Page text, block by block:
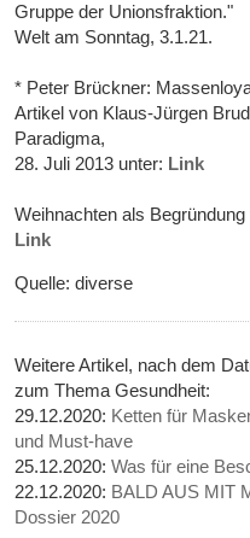
Gruppe der Unionsfraktion."
Welt am Sonntag, 3.1.21.
* Peter Brückner:
Artikel von Klaus-Jürgen
Paradigma,
28. Juli 2013 unter: Link
Weihnachten als
Link
Quelle: diverse
Weitere Artikel, nach dem
zum Thema Gesundheit:
29.12.2020: Ketten für
und Must-have
25.12.2020:Was für eine
22.12.2020: BALD AUS MIT
Dossier 2020